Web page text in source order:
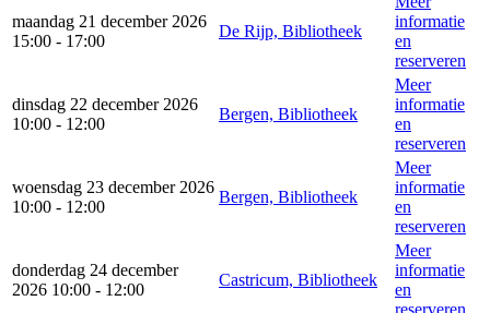
maandag 21 december 2026
15:00 - 17:00
De Rijp, Bibliotheek
informatie
en
reserveren
dinsdag 22 december 2026
10:00 - 12:00
Bergen, Bibliotheek
Meer
informatie
en
reserveren
woensdag 23 december 2026
10:00 - 12:00
Bergen, Bibliotheek
Meer
informatie
en
reserveren
donderdag 24 december
2026 10:00 - 12:00
Castricum, Bibliotheek
Meer
informatie
en